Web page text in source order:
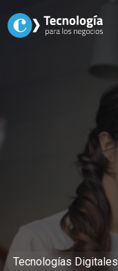
content
Tecnologías Digitales